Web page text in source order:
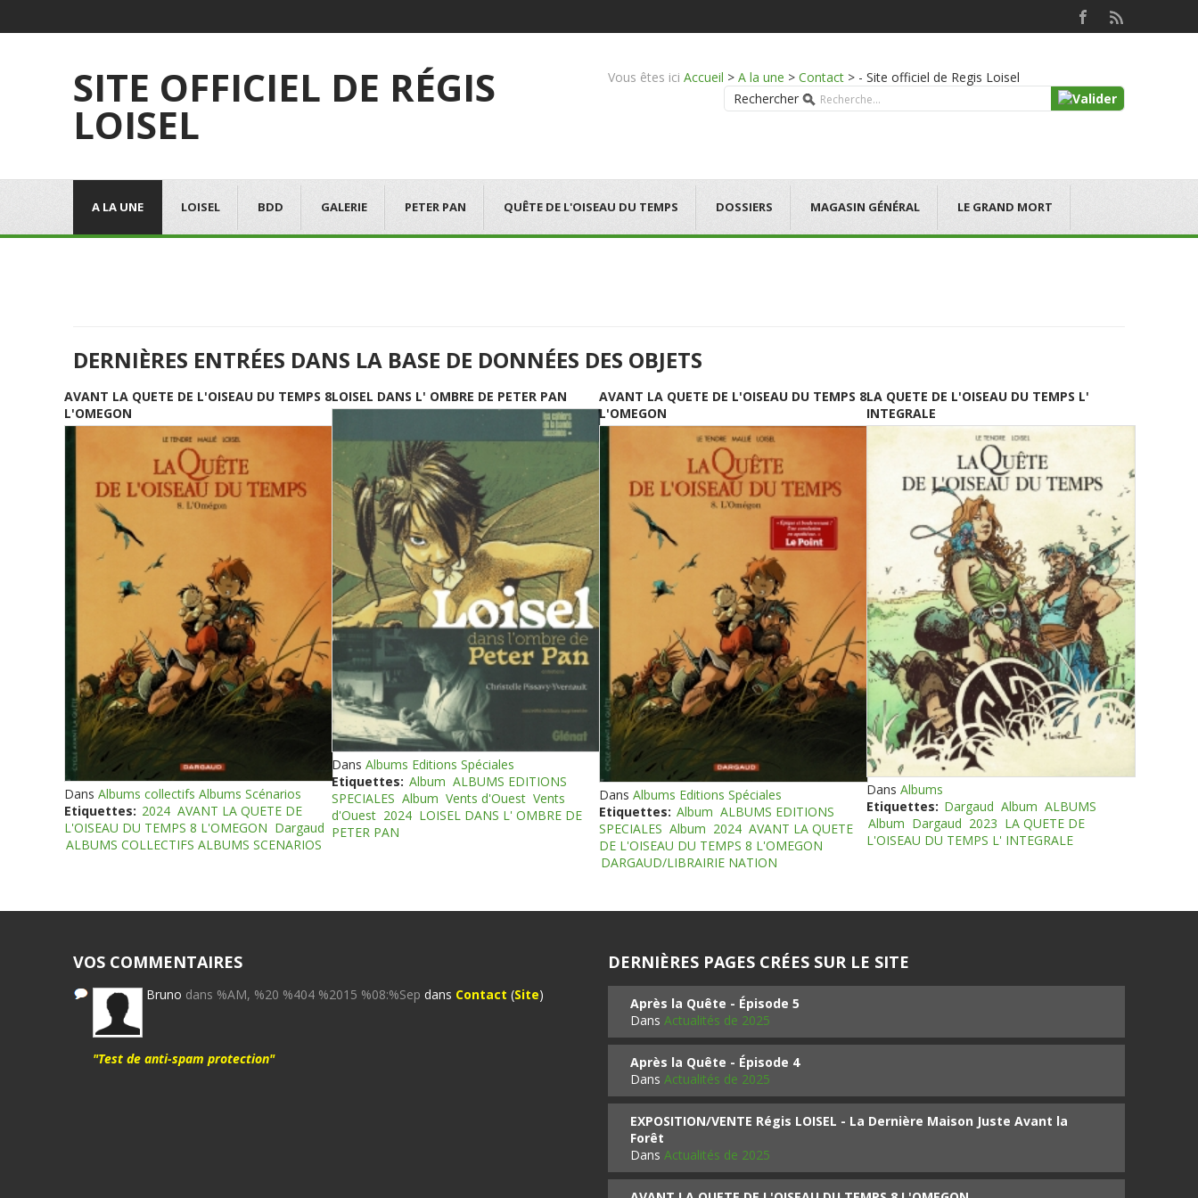
SITE OFFICIEL DE RÉGIS
LOISEL
Vous êtes ici Accueil > A la une > Contact > - Site officiel de Regis Loisel
Rechercher
A LA UNE LOISEL BDD GALERIE PETER PAN QUÊTE DE L'OISEAU DU TEMPS DOSSIERS MAGASIN GÉNÉRAL LE GRAND MORT
DERNIÈRES ENTRÉES DANS LA BASE DE DONNÉES DES OBJETS
AVANT LA QUETE DE L'OISEAU DU TEMPS 8
L'OMEGON
Dans Albums collectifs Albums Scénarios
Etiquettes: 2024 AVANT LA QUETE DE
L'OISEAU DU TEMPS 8 L'OMEGON Dargaud
ALBUMS COLLECTIFS ALBUMS SCENARIOS
LOISEL DANS L' OMBRE DE PETER PAN
Dans Albums Editions Spéciales
Etiquettes: Album ALBUMS EDITIONS
SPECIALES Album Vents d'Ouest Vents
d'Ouest 2024 LOISEL DANS L' OMBRE DE
PETER PAN
AVANT LA QUETE DE L'OISEAU DU TEMPS 8
L'OMEGON
Dans Albums Editions Spéciales
Etiquettes: Album ALBUMS EDITIONS
SPECIALES Album 2024 AVANT LA QUETE
DE L'OISEAU DU TEMPS 8 L'OMEGON
DARGAUD/LIBRAIRIE NATION
LA QUETE DE L'OISEAU DU TEMPS L'
INTEGRALE
Dans Albums
Etiquettes: Dargaud Album ALBUMS
Album Dargaud 2023 LA QUETE DE
L'OISEAU DU TEMPS L' INTEGRALE
VOS COMMENTAIRES
Bruno dans %AM, %20 %404 %2015 %08:%Sep dans Contact (Site)
"Test de anti-spam protection"
DERNIÈRES PAGES CRÉES SUR LE SITE
Après la Quête - Épisode 5
Dans Actualités de 2025
Après la Quête - Épisode 4
Dans Actualités de 2025
EXPOSITION/VENTE Régis LOISEL - La Dernière Maison Juste Avant la
Forêt
Dans Actualités de 2025